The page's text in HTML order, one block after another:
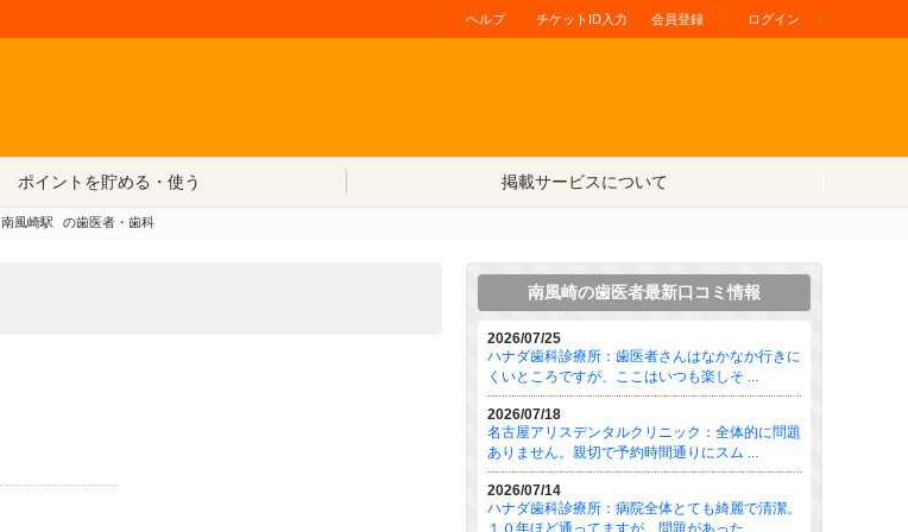
ヘルプ チケットID入力 会員登録 ログイン
ポイントを貯める・使う 掲載サービスについて
南風崎駅 の歯医者・歯科
南風崎の歯医者最新口コミ情報
2026/07/25
ハナダ歯科診療所：歯医者さんはなかなか行きに
くいところですが、ここはいつも楽しそ ...
2026/07/18
名古屋アリスデンタルクリニック：全体的に問題
ありません。親切で予約時間通りにスム ...
2026/07/14
ハナダ歯科診療所：病院全体とても綺麗で清潔。